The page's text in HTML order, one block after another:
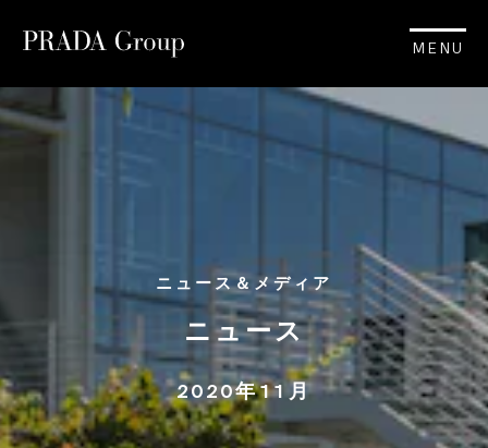
MENU
ニュース＆メディア
ニュース
2020年11月